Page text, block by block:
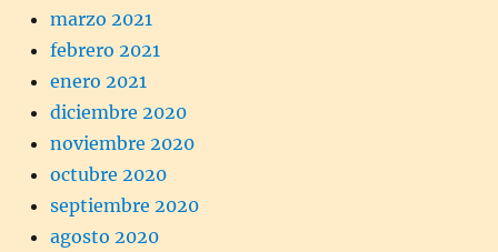
marzo 2021
febrero 2021
enero 2021
diciembre 2020
noviembre 2020
octubre 2020
septiembre 2020
agosto 2020